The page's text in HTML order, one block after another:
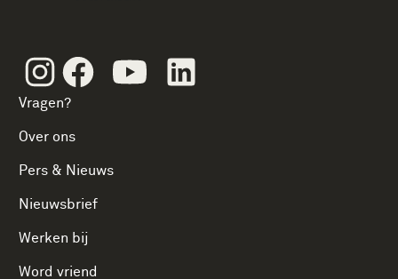
InstagramFacebookYoutube
Vragen?
Over ons
Pers & Nieuws
Nieuwsbrief
Werken bij
Word vriend